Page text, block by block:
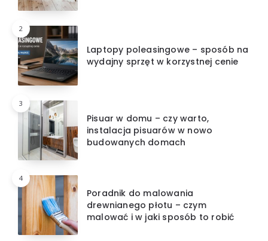
2
Laptopy poleasingowe – sposób na
wydajny sprzęt w korzystnej cenie
3
Pisuar w domu – czy warto,
instalacja pisuarów w nowo
budowanych domach
4
Poradnik do malowania
drewnianego płotu – czym
malować i w jaki sposób to robić